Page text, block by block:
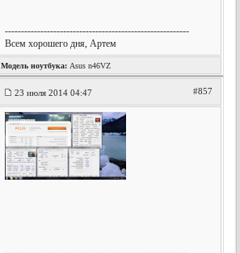
---------------------------------------------------------
Всем хорошего дня, Артем
Модель ноутбука: Asus n46VZ
23 июля 2014 04:47 #857